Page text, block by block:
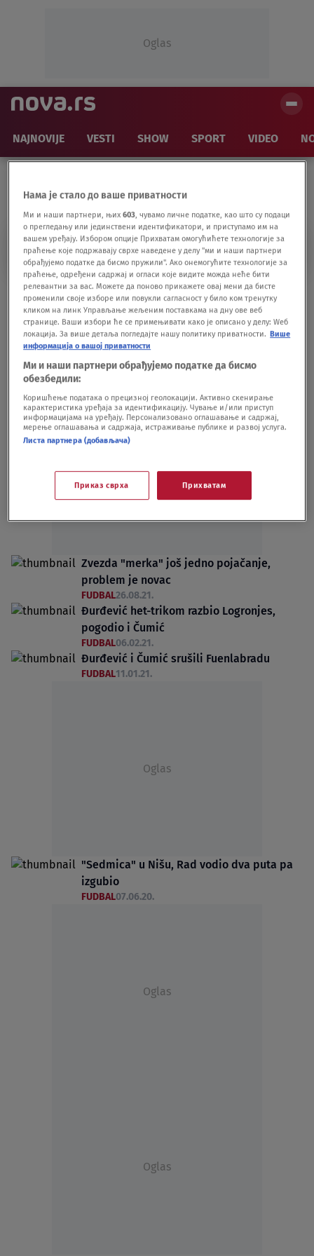
Oglas
NAJNOVIJE VESTI SHOW SPORT VIDEO
NIKOLA ČUMIĆ
Fudbaler odbio Piksijev poziv: Oglasio se i
objasnio zbog čega
FUDBAL12.01.23.
Zvezda kupuje, ali i prodaje: Ponuda za
Čumića, Nikolić na izlaznim vratima
FUDBAL29.08.21.
Zvezda "merka" još jedno pojačanje,
problem je novac
FUDBAL26.08.21.
Đurđević het-trikom razbio Logronjes,
pogodio i Čumić
FUDBAL06.02.21.
Đurđević i Čumić srušili Fuenlabradu
FUDBAL11.01.21.
Oglas
"Sedmica" u Nišu, Rad vodio dva puta pa
izgubio
FUDBAL07.06.20.
Oglas
Oglas
Нама је стало до ваше приватности
Ми и наши партнери, њих603, чувамо личне податке, као што су подаци
о прегледању или јединствени идентификатори, и приступамо им на
вашем уређају. Избором опције Прихватам омогућићете технологије за
праћење које подржавају сврхе наведене у делу "ми и наши партнери
обрађујемо податке да бисмо пружили". Ако онемогућите технологије за
праћење, одређени садржај и огласи које видите можда неће бити
релевантни за вас. Можете да поново прикажете овај мени да бисте
променили своје изборе или повукли сагласност у било ком тренутку
кликом на линк Управљање жељеним поставкама на дну ове веб
странице. Ваши избори ће се примењивати како је описано у делу: Wеб
локација. За више детаља погледајте нашу политику приватности. Више
информација о вашој приватности
Ми и наши партнери обрађујемо податке да бисмо
обезбедили:
Коришћење података о прецизној геолокацији. Активно скенирање
карактеристика уређаја за идентификацију. Чување и/или приступ
информацијама на уређају. Персонализовано оглашавање и садржај,
мерење оглашавања и садржаја, истраживање публике и развој услуга.
Листа партнера (добављача)
Приказ сврха Прихватам